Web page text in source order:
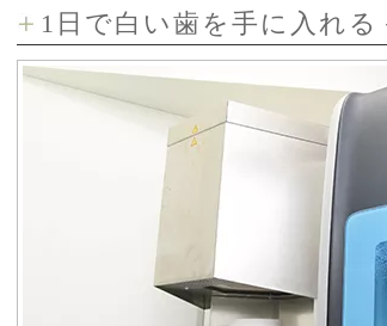
1日で白い歯を手に入れ